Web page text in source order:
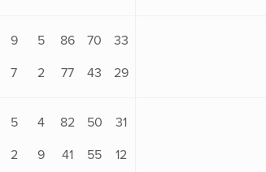
9 5 86 70 33
7 2 77 43 29
5 4 82 50 31
2 9 41 55 12